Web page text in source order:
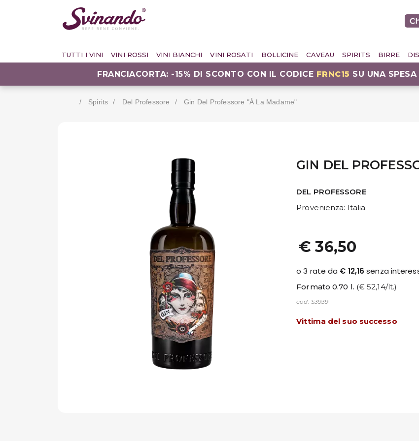
TUTTI I VINI VINI ROSSI VINI BIANCHI VINI ROSATI BOLLICINE CAVEAU SPIRITS BIRRE
FRANCIACORTA: -15% DI SCONTO CON IL CODICE FRNC15 SU UNA
Spirits Del Professore Gin Del Professore "À La Madame"
GIN DEL
DEL PROFESSORE
Provenienza: Italia
€ 36,50
Formato 0.70 l. (€ 52,14/lt.)
cod. S3939
Vittima del suo successo